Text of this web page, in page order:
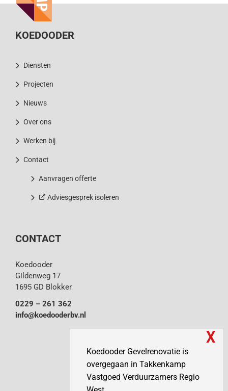
KOEDOODER
Diensten
Projecten
Nieuws
Over ons
Werken bij
Contact
Aanvragen offerte
Adviesgesprek isoleren
CONTACT
Koedooder
Gildenweg 17
1695 GD Blokker
0229 – 261 362
info@koedooderbv.nl
Koedooder Gevelrenovatie is
overgegaan in Takkenkamp
Vastgoed Verduurzamers Regio